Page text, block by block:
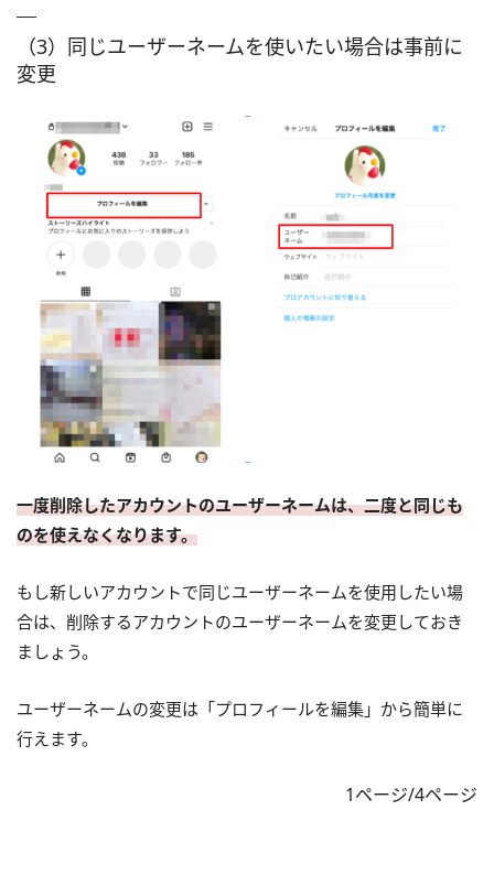
（3）同じユーザーネームを使いたい場合は事前に
変更
一度削除したアカウントのユーザーネームは、二度と同じも
のを使えなくなります。
もし新しいアカウントで同じユーザーネームを使用したい場
合は、削除するアカウントのユーザーネームを変更しておき
ましょう。
ユーザーネームの変更は「プロフィールを編集」から簡単に
行えます。
1ページ/4ページ